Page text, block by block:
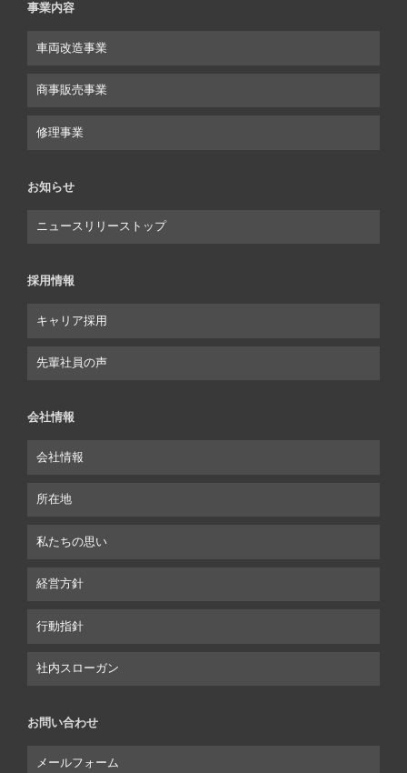
事業内容
車両改造事業
商事販売事業
修理事業
お知らせ
ニュースリリーストップ
採用情報
キャリア採用
先輩社員の声
会社情報
会社情報
所在地
私たちの思い
経営方針
行動指針
社内スローガン
お問い合わせ
メールフォーム